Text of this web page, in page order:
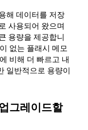
해 데이터를 저장
사용되어 왔으며
용량을 제공합니
없는 플래시 메모
비해 더 빠르고 내
일반적으로 용량이
그레이드할